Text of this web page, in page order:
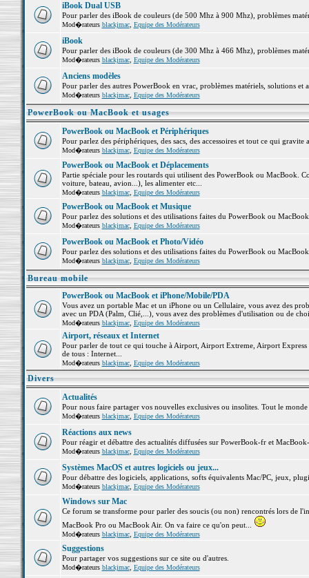
iBook Dual USB
Pour parler des iBook de couleurs (de 500 Mhz à 900 Mhz), problèmes
Mod�rateurs blackjmac, Equipe des Modérateurs
iBook
Pour parler des iBook de couleurs (de 300 Mhz à 466 Mhz), problèmes
Mod�rateurs blackjmac, Equipe des Modérateurs
Anciens modèles
Pour parler des autres PowerBook en vrac, problèmes matériels, solutions et
Mod�rateurs blackjmac, Equipe des Modérateurs
PowerBook ou MacBook et usages
PowerBook ou MacBook et Périphériques
Pour parlez des périphériques, des sacs, des accessoires et tout ce qui
Mod�rateurs blackjmac, Equipe des Modérateurs
PowerBook ou MacBook et Déplacements
Partie spéciale pour les routards qui utilisent des PowerBook ou MacBook.
voiture, bateau, avion...), les alimenter etc...
Mod�rateurs blackjmac, Equipe des Modérateurs
PowerBook ou MacBook et Musique
Pour parlez des solutions et des utilisations faites du PowerBook ou
Mod�rateurs blackjmac, Equipe des Modérateurs
PowerBook ou MacBook et Photo/Vidéo
Pour parlez des solutions et des utilisations faites du PowerBook ou
Mod�rateurs blackjmac, Equipe des Modérateurs
Bureau mobile
PowerBook ou MacBook et iPhone/Mobile/PDA
Vous avez un portable Mac et un iPhone ou un Cellulaire, vous avez des
avec un PDA (Palm, Clié,...), vous avez des problèmes d'utilisation ou de
Mod�rateurs blackjmac, Equipe des Modérateurs
Airport, réseaux et Internet
Pour parler de tout ce qui touche à Airport, Airport Extreme, Airport
de tous : Internet...
Mod�rateurs blackjmac, Equipe des Modérateurs
Divers
Actualités
Pour nous faire partager vos nouvelles exclusives ou insolites. Tout le
Mod�rateurs blackjmac, Equipe des Modérateurs
Réactions aux news
Pour réagir et débattre des actualités diffusées sur PowerBook-fr et
Mod�rateurs blackjmac, Equipe des Modérateurs
Systèmes MacOS et autres logiciels ou jeux...
Pour débattre des logiciels, applications, softs équivalents Mac/PC, jeux,
Mod�rateurs blackjmac, Equipe des Modérateurs
Windows sur Mac
Ce forum se transforme pour parler des soucis (ou non) rencontrés lors de
MacBook Pro ou MacBook Air. On va faire ce qu'on peut...
Mod�rateurs blackjmac, Equipe des Modérateurs
Suggestions
Pour partager vos suggestions sur ce site ou d'autres.
Mod�rateurs blackjmac, Equipe des Modérateurs